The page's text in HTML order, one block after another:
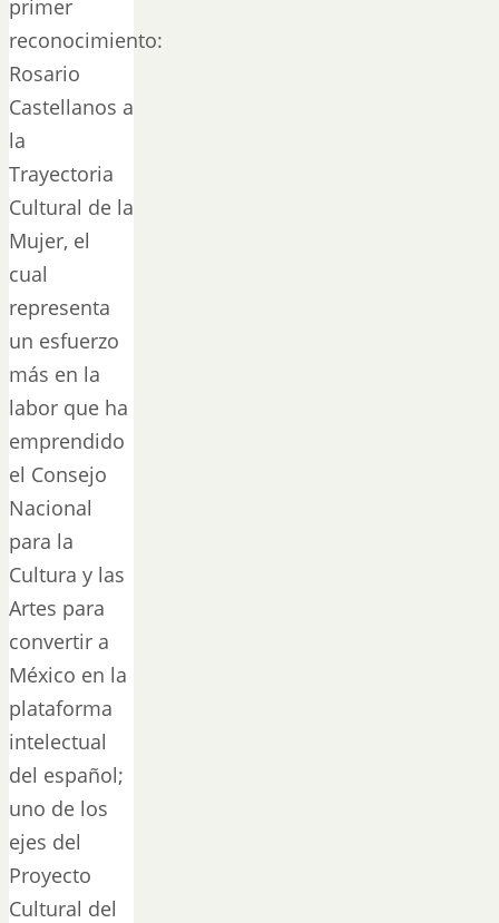
primer
reconocimiento:
Rosario
Castellanos a
la
Trayectoria
Cultural de la
Mujer, el
cual
representa
un esfuerzo
más en la
labor que ha
emprendido
el Consejo
Nacional
para la
Cultura y las
Artes para
convertir a
México en la
plataforma
intelectual
del español;
uno de los
ejes del
Proyecto
Cultural del